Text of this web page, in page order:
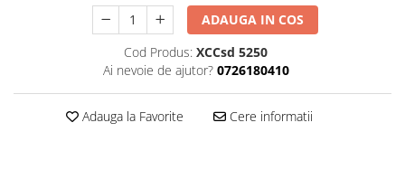
Domino( seturi modulare)
ADAUGA IN COS
Cod Produs: XCCsd 5250
Ai nevoie de ajutor? 0726180410
Adauga la Favorite Cere informatii